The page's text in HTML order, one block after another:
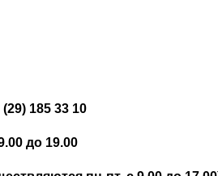
(29) 185 33 10
до 19.00